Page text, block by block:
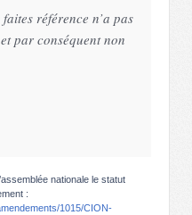
référence n’a pas
par conséquent non
nationale le statut
:
1015/CION-